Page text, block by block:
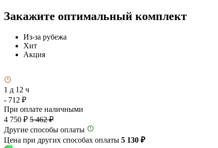
Закажите оптимальный комплект
Из-за рубежа
Хит
Акция
1 д 12 ч
- 712 ₽
При оплате наличными
4 750 ₽ 5 462 ₽
Другие способы оплаты
Цена при других способах оплаты 5 130 ₽